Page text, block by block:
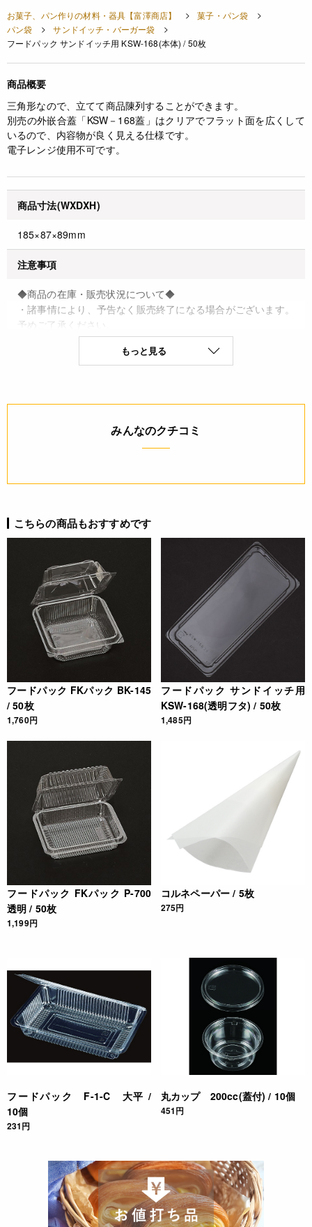
お菓子、パン作りの材料・器具【富澤商店】
菓子・パン袋
パン袋
サンドイッチ・バーガー袋
フードパック サンドイッチ用 KSW-168(本体) / 50枚
商品概要
三角形なので、立てて商品陳列することができます。
別売の外嵌合蓋「KSW－168蓋」はクリアでフラット面を広くして
いるので、内容物が良く見える仕様です。
電子レンジ使用不可です。
商品寸法(WXDXH)
185×87×89mm
注意事項
◆商品の在庫・販売状況について◆
・諸事情により、予告なく販売終了になる場合がございます。
予めご了承ください。
・当サイトに掲載されている商品は、ご購入可能な状態にあっ
ても必ずしも在庫を保証するものではありません。予めご了承
詳細
もっと見る
みんなのクチコミ
こちらの商品もおすすめです
フードパック FKパック BK-145
/ 50枚
1,760円
フードパック サンドイッチ用
KSW-168(透明フタ) / 50枚
1,485円
フードパック FKパック P-700
透明 / 50枚
1,199円
コルネペーパー / 5枚
275円
フードパック F-1-C 大平 /
10個
231円
丸カップ 200cc(蓋付) / 10個
451円